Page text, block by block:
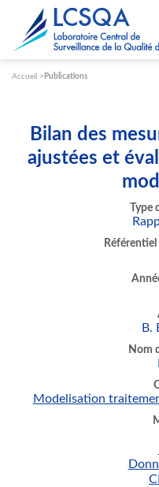
Accueil Publications
Bilan des
ajustées et
B.
Nom
Modelisation
Paramétrer les cookies